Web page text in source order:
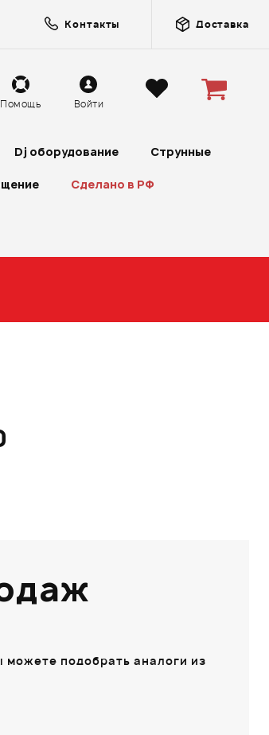
Контакты Доставка
Помощь Войти
Dj оборудование Струнные
Сделано в РФ
можете подобрать аналоги из